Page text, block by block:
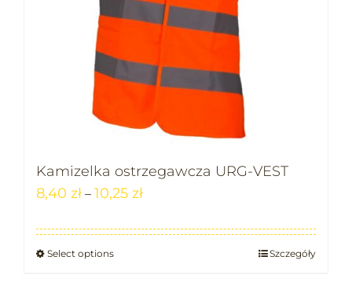
Kamizelka ostrzegawcza URG-VEST
8,40 zł – 10,25 zł
Select options Szczegóły